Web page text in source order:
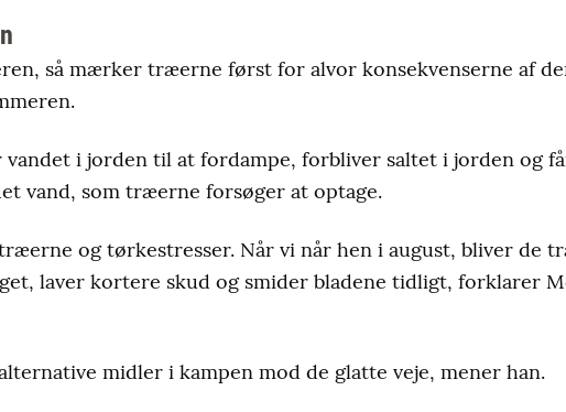
så mærker træerne først for alvor konsekvenserne af
i jorden til at fordampe, forbliver saltet i jorden og
vand, som træerne forsøger at optage.
og tørkestresser. Når vi når hen i august, bliver de
laver kortere skud og smider bladene tidligt, forklarer
midler i kampen mod de glatte veje, mener han.